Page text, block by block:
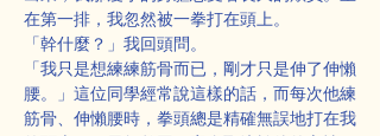
在第一排，我忽然被一拳打在頭上。
「幹什麼？」我回頭問。
「我只是想練練筋骨而已，剛才只是伸了伸懶
腰。」這位同學經常說這樣的話，而每次他練
筋骨、伸懶腰時，拳頭總是精確無誤地打在我